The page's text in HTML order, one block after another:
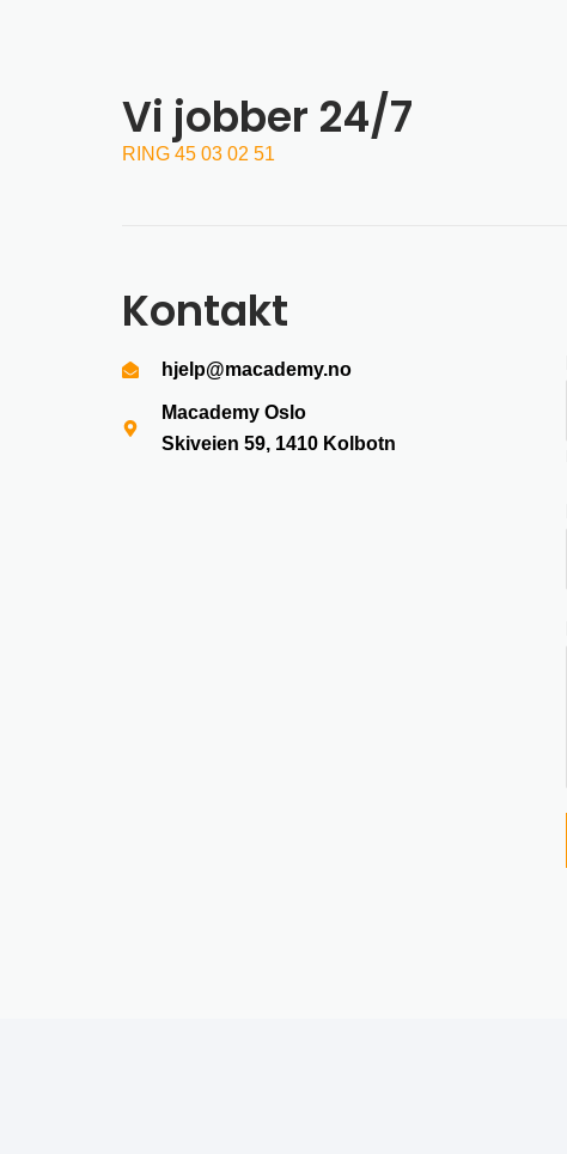
Vi jobber 24/7
RING 45 03 02 51
Kontakt
hjelp@macademy.no
Macademy Oslo
Skiveien 59, 1410 Kolbotn